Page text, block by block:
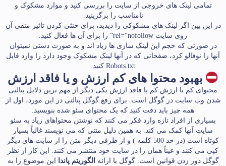
تمامی لینک های خروجی از سایت را بررسی کنید و موارد مشکوک و
نامناسب را برگزینید.
در این بین اگر لینک های مشکوکی را دیدید، برای خنثی کردن تاثیر منفی آن
روی سایت rel=“nofollow” را برای آن ها فعال کنید.
در صورتی که حجم این لینک سازی ها زیاد اند و به صورت دستی نمیتوان
آنها را نوفالو کرد، صفحاتی که در آنها لینک مشکوک وجود دارد را وارد فایل
Robots.txt کنید.
بهبود محتوا های کم ارزش و یا فاقد ارزش
محتوای کم با ارزش کم یا فاقد ارزش یکی دیگر از مهم ترین دلایل پنالتی
شدن وب سایت در گوگل است. برای رفع گوگل پنالتی در این مورد، اول از
همه چیز باید دقت کنید که یک محتوای سئو شده بنویسید.
بسیاری از افراد تازه وارد فکر می کنند که نوشتن محتواهای زیاد به سئو
سایت آنها کمک می کند. به همین دلیل متنی که می نویسند غالباً بسیار
کوتاه است (در حد 500 کلمه ) و از طرفی دیگر متن را از سایت های دیگر
کپی می کنند و عیناً همان را در سایت خود منتشر می کنند. این کار از نظر
گوگل دور زدن قوانین است. گوگل با ارائه الگوریتم پاندا
این موضوع را به